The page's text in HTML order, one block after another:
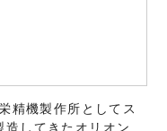
精機製作所としてス
造してきたオリオン